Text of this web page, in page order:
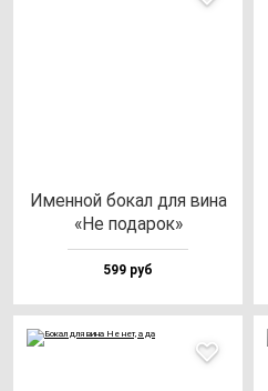
Имен­ной бо­кал для ви­на
«Не по­да­рок»
599 руб